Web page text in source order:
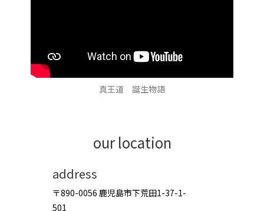
真王道 誕生物語
our location
address
〒890-0056 鹿児島市下荒田1-37-1-
501